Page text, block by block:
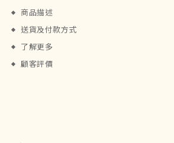
商品描述
送貨及付款方式
了解更多
顧客評價